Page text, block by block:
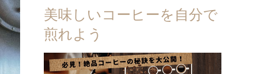
美味しいコーヒーを自分で
煎れよう